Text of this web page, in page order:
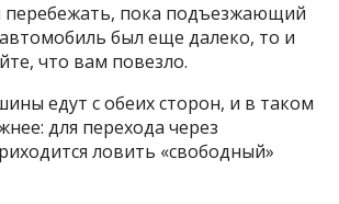
перебежать, пока подъезжающий
был еще далеко, то и
что вам повезло.
едут с обеих сторон, и в таком
для перехода через
ловить «свободный»